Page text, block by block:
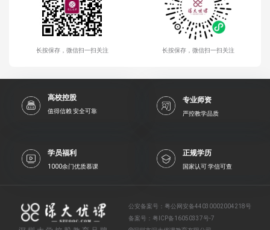
长按保存，微信扫一扫关注 长按保存，微信扫一扫关注
高校控股
值得信赖 安全可靠
专业师资
严控教学品质
学员福利
1000余门优质慕课
正规学历
国家认可 学信可查
公安备案号： 粤公网安备44030002004218号
备案号： 粤ICP备16050337号-7